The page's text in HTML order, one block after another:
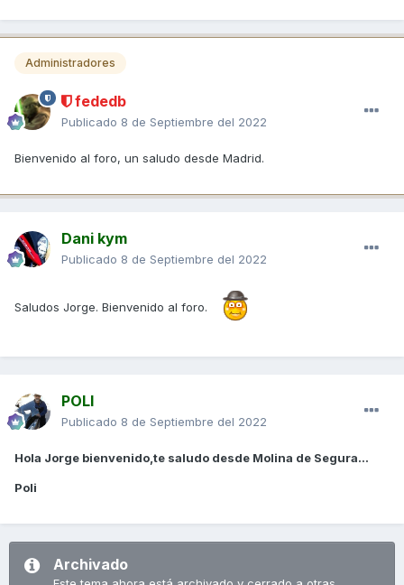
Administradores
fededb
Publicado 8 de Septiembre del 2022
Bienvenido al foro, un saludo desde Madrid.
Dani kym
Publicado 8 de Septiembre del 2022
Saludos Jorge. Bienvenido al foro.
POLI
Publicado 8 de Septiembre del 2022
Hola Jorge bienvenido,te saludo desde Molina de Segura...
Poli
Archivado